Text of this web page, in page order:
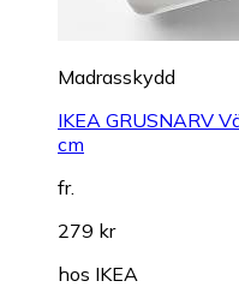
Madrasskydd
IKEA GRUSNARV
cm
fr.
279 kr
hos IKEA